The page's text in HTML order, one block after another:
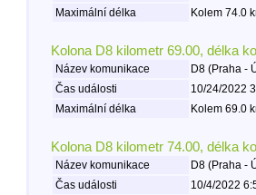
Maximální délka
Kolem 74.0
Kolona D8 kilometr 69.00, délka
Název komunikace
D8 (Praha -
Čas události
10/24/2022
Maximální délka
Kolem 69.0
Kolona D8 kilometr 74.00, délka
Název komunikace
D8 (Praha -
Čas události
10/4/2022